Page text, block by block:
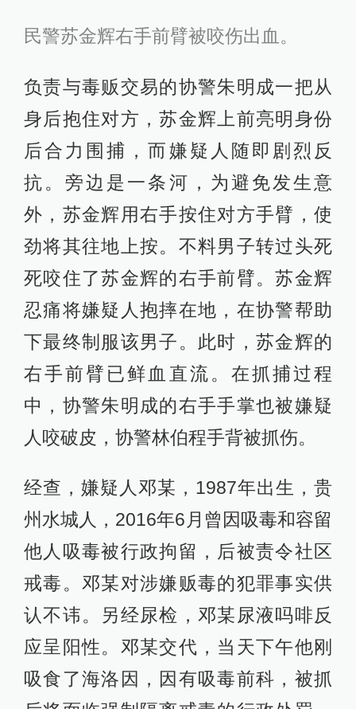
民警苏金辉右手前臂被咬伤出血。
负责与毒贩交易的协警朱明成一把从
身后抱住对方，苏金辉上前亮明身份
后合力围捕，而嫌疑人随即剧烈反
抗。旁边是一条河，为避免发生意
外，苏金辉用右手按住对方手臂，使
劲将其往地上按。不料男子转过头死
死咬住了苏金辉的右手前臂。苏金辉
忍痛将嫌疑人抱摔在地，在协警帮助
下最终制服该男子。此时，苏金辉的
右手前臂已鲜血直流。在抓捕过程
中，协警朱明成的右手手掌也被嫌疑
人咬破皮，协警林伯程手背被抓伤。
经查，嫌疑人邓某，1987年出生，贵
州水城人，2016年6月曾因吸毒和容留
他人吸毒被行政拘留，后被责令社区
戒毒。邓某对涉嫌贩毒的犯罪事实供
认不讳。另经尿检，邓某尿液吗啡反
应呈阳性。邓某交代，当天下午他刚
吸食了海洛因，因有吸毒前科，被抓